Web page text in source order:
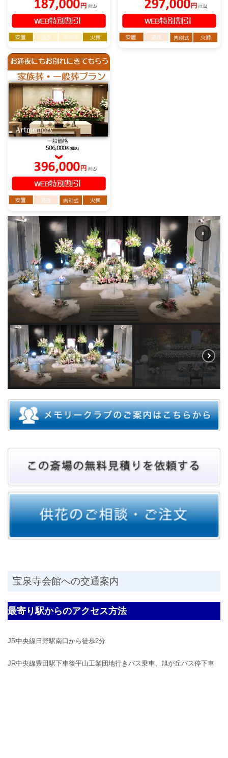
宝泉寺会館への交通案内
最寄り駅からのアクセス方法
JR中央線日野駅南口から徒歩2分
JR中央線豊田駅下車後平山工業団地行きバス乗車、旭が丘バス停下車